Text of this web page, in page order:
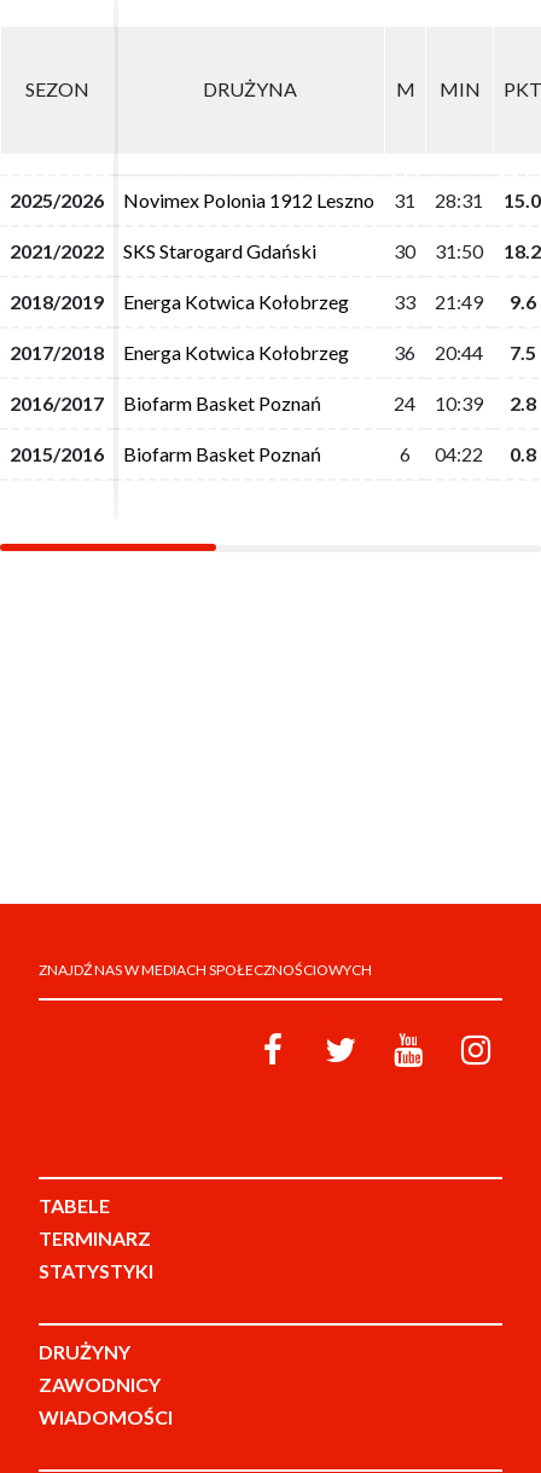
SEZON DRUŻYNA M MIN PKT
2025/2026 Novimex Polonia 1912 Leszno 31 28:31 15.0
2021/2022 SKS Starogard Gdański 30 31:50 18.2
2018/2019 Energa Kotwica Kołobrzeg 33 21:49 9.6
2017/2018 Energa Kotwica Kołobrzeg 36 20:44 7.5
2016/2017 Biofarm Basket Poznań 24 10:39 2.8
2015/2016 Biofarm Basket Poznań 6 04:22 0.8
SEZON DRUŻYNA M MIN PKT
2025/2026 Novimex Polonia 1912 Leszno 31 28:31 15.0
2021/2022 SKS Starogard Gdański 30 31:50 18.2
2018/2019 Energa Kotwica Kołobrzeg 33 21:49 9.6
2017/2018 Energa Kotwica Kołobrzeg 36 20:44 7.5
2016/2017 Biofarm Basket Poznań 24 10:39 2.8
2015/2016 Biofarm Basket Poznań 6 04:22 0.8
ZNAJDŹ NAS W MEDIACH SPOŁECZNOŚCIOWYCH
TABELE
TERMINARZ
STATYSTYKI
DRUŻYNY
ZAWODNICY
WIADOMOŚCI